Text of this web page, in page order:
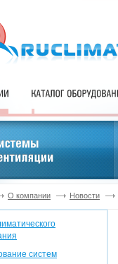
О компании Новости
систем